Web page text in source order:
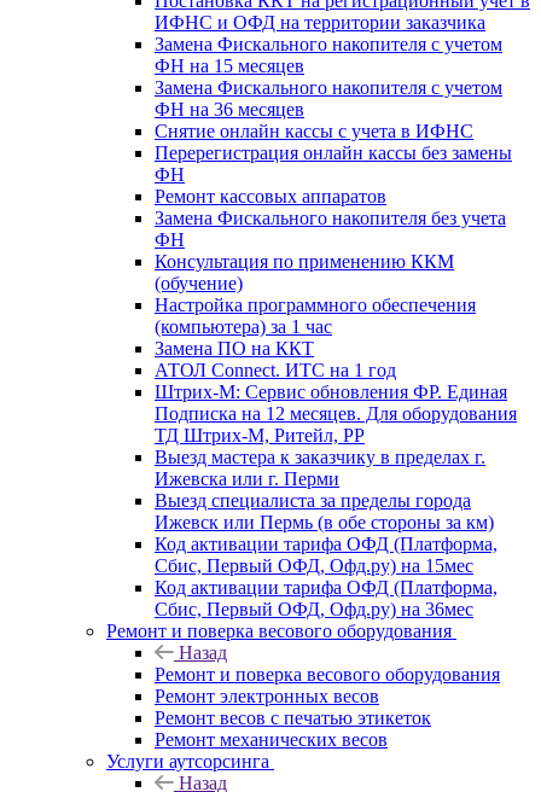
ИФНС и ОФД на территории заказчика
Замена Фискального накопителя с учетом
ФН на 15 месяцев
Замена Фискального накопителя с учетом
ФН на 36 месяцев
Снятие онлайн кассы с учета в ИФНС
Перерегистрация онлайн кассы без замены
ФН
Ремонт кассовых аппаратов
Замена Фискального накопителя без учета
ФН
Консультация по применению ККМ
(обучение)
Настройка программного обеспечения
(компьютера) за 1 час
Замена ПО на ККТ
АТОЛ Connect. ИТС на 1 год
Штрих-М: Сервис обновления ФР. Единая
Подписка на 12 месяцев. Для оборудования
ТД Штрих-М, Ритейл, РР
Выезд мастера к заказчику в пределах г.
Ижевска или г. Перми
Выезд специалиста за пределы города
Ижевск или Пермь (в обе стороны за км)
Код активации тарифа ОФД (Платформа,
Сбис, Первый ОФД, Офд.ру) на 15мес
Код активации тарифа ОФД (Платформа,
Сбис, Первый ОФД, Офд.ру) на 36мес
Ремонт и поверка весового оборудования
Назад
Ремонт и поверка весового оборудования
Ремонт электронных весов
Ремонт весов с печатью этикеток
Ремонт механических весов
Услуги аутсорсинга
Назад